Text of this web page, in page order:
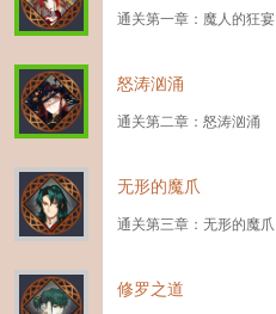
通关第一章：魔人的狂宴
怒涛汹涌
通关第二章：怒涛汹涌
无形的魔爪
通关第三章：无形的魔爪
修罗之道